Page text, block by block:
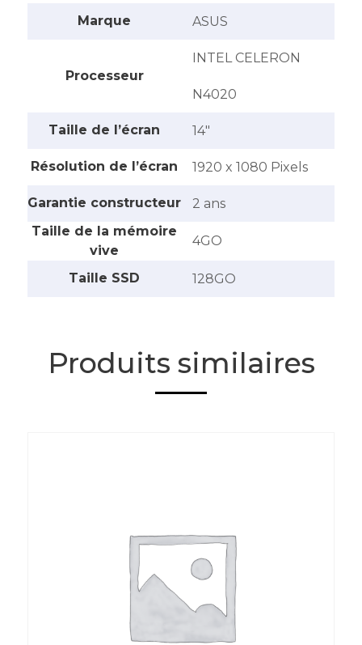
Marque ASUS
Processeur
INTEL CELERON
N4020
Taille de l’écran 14″
Résolution de l’écran 1920 x 1080 Pixels
Garantie constructeur
2 ans
Taille de la mémoire
vive
4GO
Taille SSD 128GO
Produits similaires